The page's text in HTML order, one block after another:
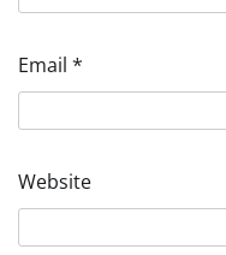
Email *
Website